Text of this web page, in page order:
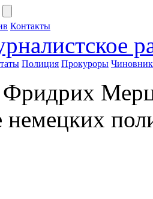
Контакты
Полиция Прокуроры
Мерц
немецких